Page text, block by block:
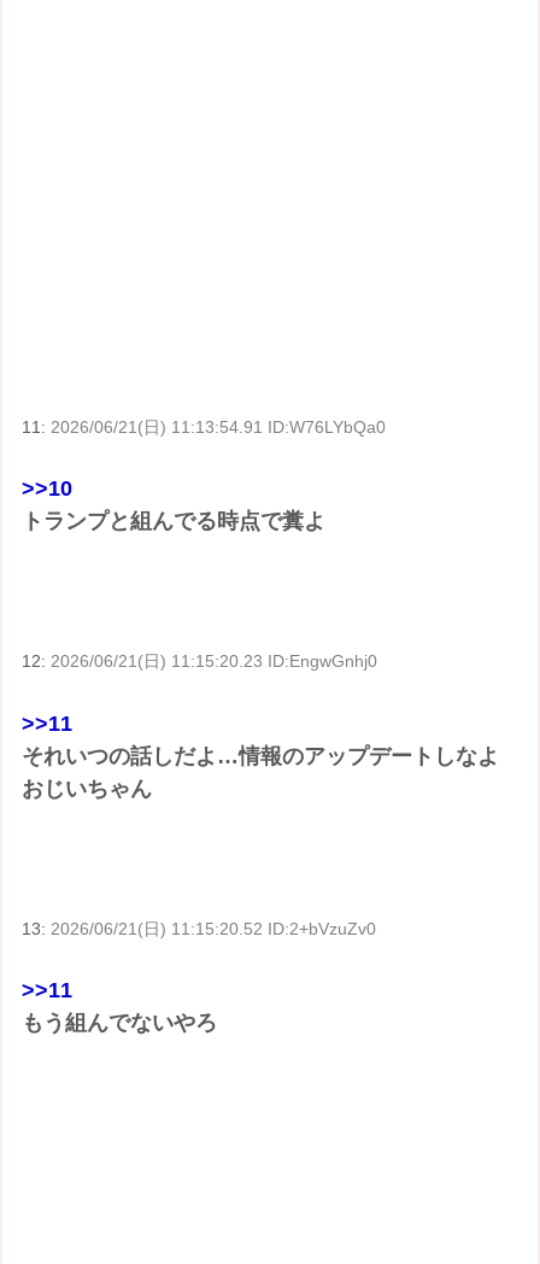
11: 2026/06/21(日) 11:13:54.91 ID:W76LYbQa0
>>10
トランプと組んでる時点で糞よ
12:2026/06/21(日) 11:15:20.23 ID:EngwGnhj0
>>11
それいつの話しだよ…情報のアップデートしなよ
おじいちゃん
13: 2026/06/21(日) 11:15:20.52 ID:2+bVzuZv0
>>11
もう組んでないやろ